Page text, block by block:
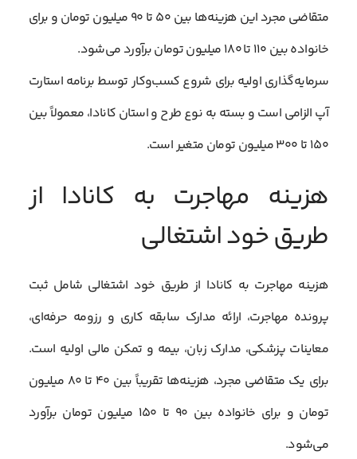
متقاضی مجرد این هزینه‌ها بین ۵۰ تا ۹۰ میلیون تومان و برای
خانواده بین ۱۱۰ تا ۱۸۰ میلیون تومان برآورد می‌شود.
سرمایه‌گذاری اولیه برای شروع کسب‌وکار توسط برنامه استارت
آپ الزامی است و بسته به نوع طرح و استان کانادا، معمولاً بین
۱۵۰ تا ۳۰۰ میلیون تومان متغیر است.
هزینه مهاجرت به کانادا از
طریق خود اشتغالی
هزینه مهاجرت به کانادا از طریق خود اشتغالی شامل ثبت
پرونده مهاجرت، ارائه مدارک سابقه کاری و رزومه حرفه‌ای،
معاینات پزشکی، مدارک زبان، بیمه و تمکن مالی اولیه است.
برای یک متقاضی مجرد، هزینه‌ها تقریباً بین ۴۰ تا ۸۰ میلیون
تومان و برای خانواده بین ۹۰ تا ۱۵۰ میلیون تومان برآورد
می‌شود.